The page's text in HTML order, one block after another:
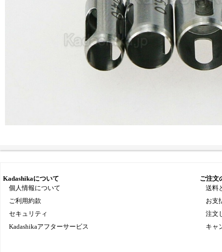
Kadashikaについて
個人情報について
ご利用約款
セキュリティ
Kadashikaアフターサービス
ご注文
送料
お支
注文
キャ